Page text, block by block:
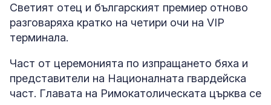
Светият отец и българският премиер отново
разговаряха кратко на четири очи на VIP
терминала.
Част от церемонията по изпращането бяха и
представители на Националната гвардейска
част. Главата на Римокатолическата църква се